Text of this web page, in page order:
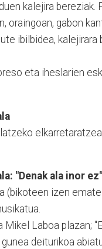
kalejira
oraingoan, gabon
ibilbidea, kalejirara
eta iheslarien
"Denak ala inor ez"
(bikoteen izen
Mikel Laboa plazan;
deiturikoa